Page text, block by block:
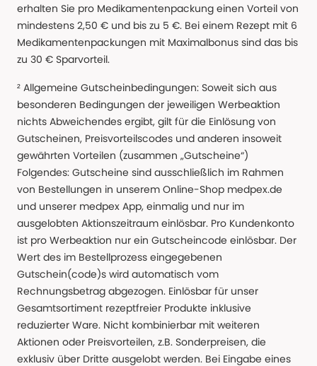
erhalten Sie pro Medikamentenpackung einen Vorteil von
mindestens 2,50 € und bis zu 5 €. Bei einem Rezept mit 6
Medikamentenpackungen mit Maximalbonus sind das bis
zu 30 € Sparvorteil.
² Allgemeine Gutscheinbedingungen: Soweit sich aus
besonderen Bedingungen der jeweiligen Werbeaktion
nichts Abweichendes ergibt, gilt für die Einlösung von
Gutscheinen, Preisvorteilscodes und anderen insoweit
gewährten Vorteilen (zusammen „Gutscheine“)
Folgendes: Gutscheine sind ausschließlich im Rahmen
von Bestellungen in unserem Online-Shop medpex.de
und unserer medpex App, einmalig und nur im
ausgelobten Aktionszeitraum einlösbar. Pro Kundenkonto
ist pro Werbeaktion nur ein Gutscheincode einlösbar. Der
Wert des im Bestellprozess eingegebenen
Gutschein(code)s wird automatisch vom
Rechnungsbetrag abgezogen. Einlösbar für unser
Gesamtsortiment rezeptfreier Produkte inklusive
reduzierter Ware. Nicht kombinierbar mit weiteren
Aktionen oder Preisvorteilen, z.B. Sonderpreisen, die
exklusiv über Dritte ausgelobt werden. Bei Eingabe eines